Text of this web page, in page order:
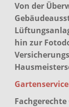
Von der
hin zur